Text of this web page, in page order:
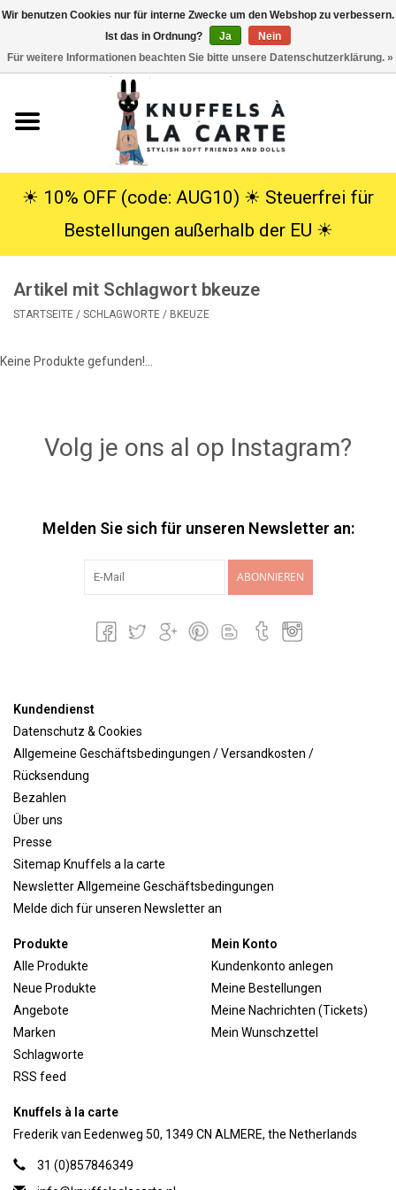
Kuscheltiere
SALE
Lookbooks
☀︎ 10% OFF (code: AUG10) ☀︎ Steuerfrei für
Bestellungen außerhalb der EU ☀︎
Artikel mit Schlagwort bkeuze
STARTSEITE / SCHLAGWORTE / BKEUZE
Keine Produkte gefunden!...
Volg je ons al op Instagram?
Melden Sie sich für unseren Newsletter an:
ABONNIEREN
Kundendienst
Datenschutz & Cookies
Allgemeine Geschäftsbedingungen / Versandkosten /
Rücksendung
Bezahlen
Über uns
Presse
Sitemap Knuffels a la carte
Newsletter Allgemeine Geschäftsbedingungen
Melde dich für unseren Newsletter an
Produkte
Alle Produkte
Neue Produkte
Angebote
Marken
Schlagworte
RSS feed
Mein Konto
Kundenkonto anlegen
Meine Bestellungen
Meine Nachrichten (Tickets)
Mein Wunschzettel
Knuffels à la carte
Frederik van Eedenweg 50, 1349 CN ALMERE, the Netherlands
31 (0)857846349
Wir benutzen Cookies nur für interne Zwecke um den Webshop zu verbessern.
Ist das in Ordnung?
Ja
Nein
Für weitere Informationen beachten Sie bitte unsere Datenschutzerklärung. »